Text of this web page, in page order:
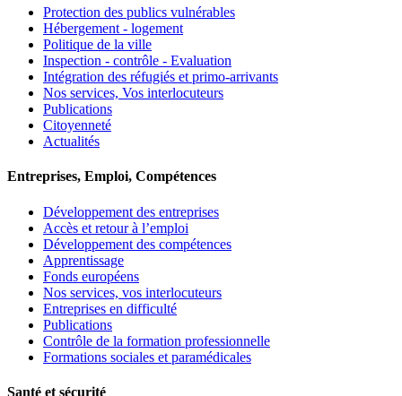
Protection des publics vulnérables
Hébergement - logement
Politique de la ville
Inspection - contrôle - Evaluation
Intégration des réfugiés et primo-arrivants
Nos services, Vos interlocuteurs
Publications
Citoyenneté
Actualités
Entreprises, Emploi, Compétences
Développement des entreprises
Accès et retour à l’emploi
Développement des compétences
Apprentissage
Fonds européens
Nos services, vos interlocuteurs
Entreprises en difficulté
Publications
Contrôle de la formation professionnelle
Formations sociales et paramédicales
Santé et sécurité